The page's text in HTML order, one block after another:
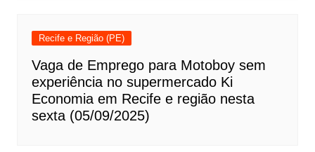
Recife e Região (PE)
Vaga de Emprego para Motoboy sem
experiência no supermercado Ki
Economia em Recife e região nesta
sexta (05/09/2025)